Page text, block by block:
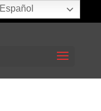
Español